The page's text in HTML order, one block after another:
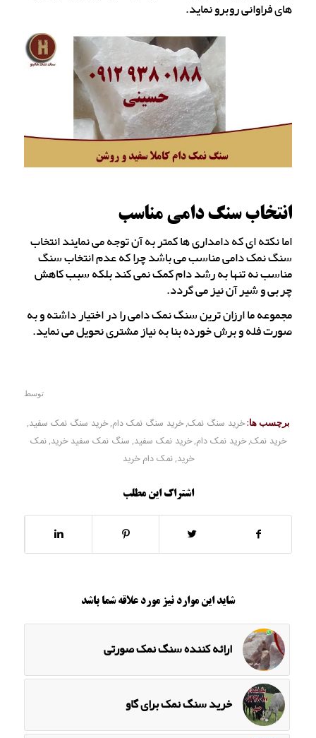
های فراوانی روبرو نماید.
انتخاب سنگ دامی مناسب
اما نکته ای که دامداری ها کمتر به آن توجه می نمایند انتخاب
سنگ نمک دامی مناسب می باشد چرا که عدم انتخاب سنگ
مناسب نه تنها به رشد دام کمک نمی کند بلکه سبب کاهش
چربی و شیر آن نیز می گردد.
مجموعه ما ارزان ترین سنگ نمک دامی را در اختیار داشته و به
صورت فله و برش خورده بنا به نیاز مشتری نحویل می نماید.
توسط
برچسب ها: خرید سنگ نمک,خرید سنگ نمک دام,خرید سنگ نمک سفید,
خرید نمک,خرید نمک دام,خرید نمک سفید, سنگ نمک سفید خرید,نمک
خرید,نمک دام خرید
اشتراک این مطلب
شاید این موارد نیز مورد علاقه شما باشد
ارائه کننده سنگ نمک صورتی
خرید سنگ نمک برای گاو